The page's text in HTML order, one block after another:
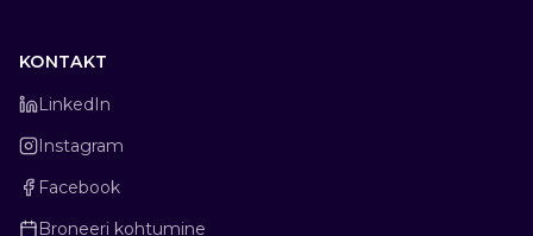
KONTAKT
LinkedIn
Instagram
Facebook
Broneeri kohtumine